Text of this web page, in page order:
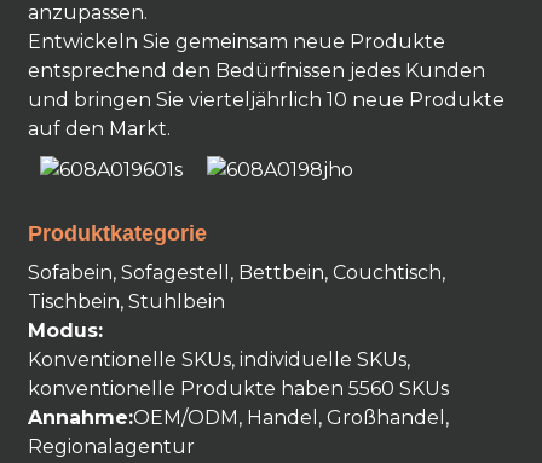
anzupassen.
Entwickeln Sie gemeinsam neue Produkte
entsprechend den Bedürfnissen jedes Kunden
und bringen Sie vierteljährlich 10 neue Produkte
auf den Markt.
Produktkategorie
Sofabein, Sofagestell, Bettbein, Couchtisch,
Tischbein, Stuhlbein
Modus:
Konventionelle SKUs, individuelle SKUs,
konventionelle Produkte haben 5560 SKUs
Annahme:OEM/ODM, Handel, Großhandel,
Regionalagentur